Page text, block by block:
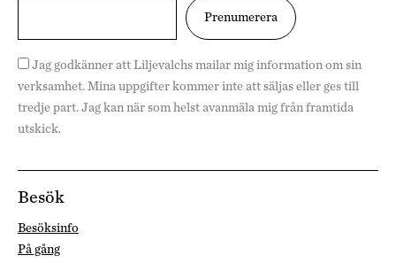
Jag godkänner att Liljevalchs mailar mig information om sin
verksamhet. Mina uppgifter kommer inte att säljas eller ges till
tredje part. Jag kan när som helst avanmäla mig från framtida
utskick.
Besök
Besöksinfo
På gång